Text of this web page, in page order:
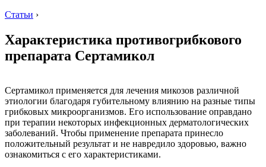
Статьи ›
Характеристика противогрибкового
препарата Сертамикол
Сертамикол применяется для лечения микозов различной
этиологии благодаря губительному влиянию на разные типы
грибковых микроорганизмов. Его использование оправдано
при терапии некоторых инфекционных дерматологических
заболеваний. Чтобы применение препарата принесло
положительный результат и не навредило здоровью, важно
ознакомиться с его характеристиками.